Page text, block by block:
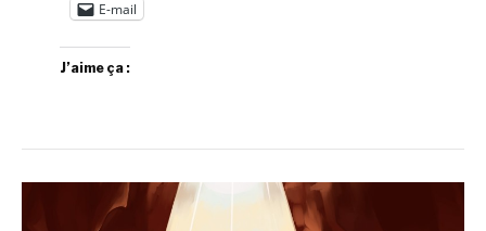
E-mail
J’aime ça :